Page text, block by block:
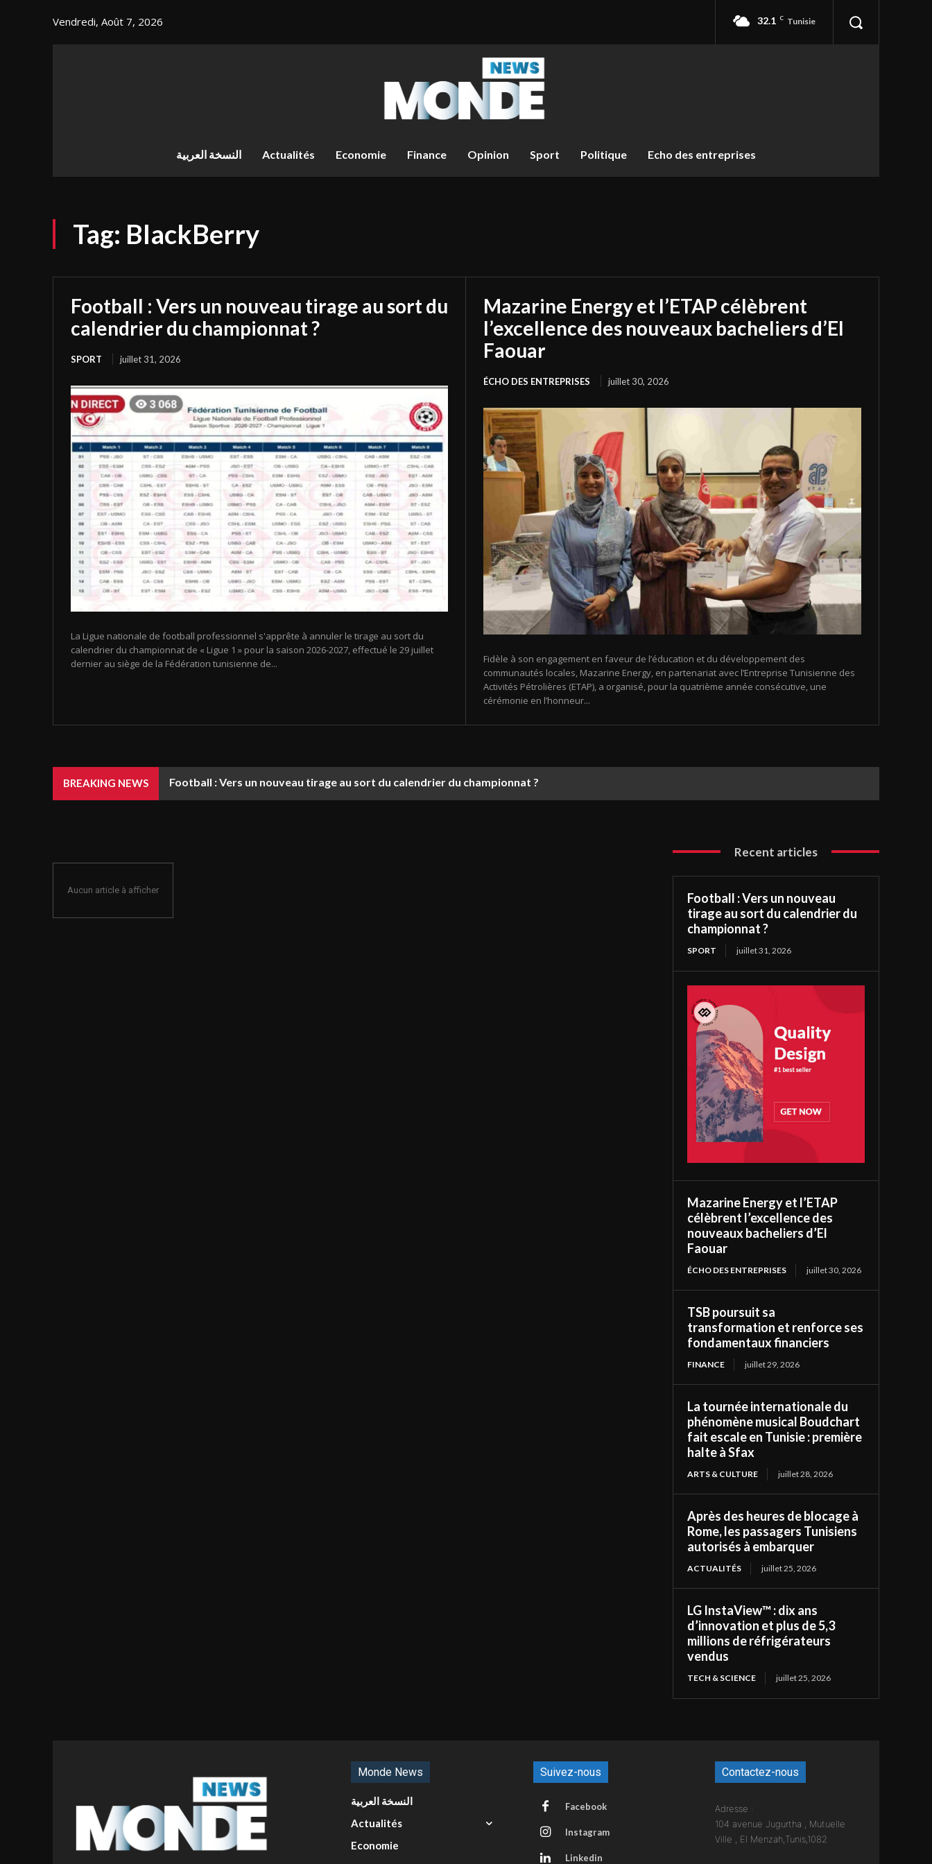
Vendredi, Août 7, 2026 32.1 C Tunisie
النسخة العربية Actualités Economie Finance Opinion Sport Politique Echo des entreprises
Tag: BlackBerry
Football : Vers un nouveau tirage au sort du
calendrier du championnat ?
SPORT juillet 31, 2026
La Ligue nationale de football professionnel s'apprête à annuler le tirage au sort du
calendrier du championnat de « Ligue 1 » pour la saison 2026-2027, effectué le 29 juillet
dernier au siège de la Fédération tunisienne de...
Mazarine Energy et l’ETAP célèbrent
l’excellence des nouveaux bacheliers d’El
Faouar
ÉCHO DES ENTREPRISES juillet 30, 2026
Fidèle à son engagement en faveur de l’éducation et du développement des
communautés locales, Mazarine Energy, en partenariat avec l’Entreprise Tunisienne des
Activités Pétrolières (ETAP), a organisé, pour la quatrième année consécutive, une
cérémonie en l’honneur...
BREAKING NEWS Football : Vers un nouveau tirage au sort du calendrier du championnat ?
Aucun article à afficher
Recent articles
Football : Vers un nouveau
tirage au sort du calendrier du
championnat ?
SPORT juillet 31, 2026
Mazarine Energy et l’ETAP
célèbrent l’excellence des
nouveaux bacheliers d’El
Faouar
ÉCHO DES ENTREPRISES juillet 30, 2026
TSB poursuit sa
transformation et renforce ses
fondamentaux financiers
FINANCE juillet 29, 2026
La tournée internationale du
phénomène musical Boudchart
fait escale en Tunisie : première
halte à Sfax
ARTS & CULTURE juillet 28, 2026
Après des heures de blocage à
Rome, les passagers Tunisiens
autorisés à embarquer
ACTUALITÉS juillet 25, 2026
LG InstaView™ : dix ans
d’innovation et plus de 5,3
millions de réfrigérateurs
vendus
TECH & SCIENCE juillet 25, 2026
Monde News
النسخة العربية
Actualités
Economie
Suivez-nous
Facebook
Instagram
Linkedin
Contactez-nous
Adresse :
104 avenue Jugurtha , Mutuelle
Ville , El Menzah,Tunis,1082